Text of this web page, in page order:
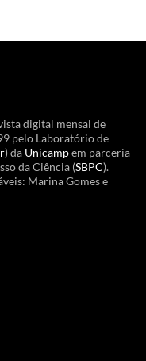
digital mensal de
pelo Laboratório de
) da Unicampem parceria
da Ciência (SBPC).
Marina Gomes e